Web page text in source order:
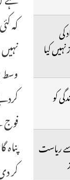
کہ
وسط
کی
کیا
کو
ریاست